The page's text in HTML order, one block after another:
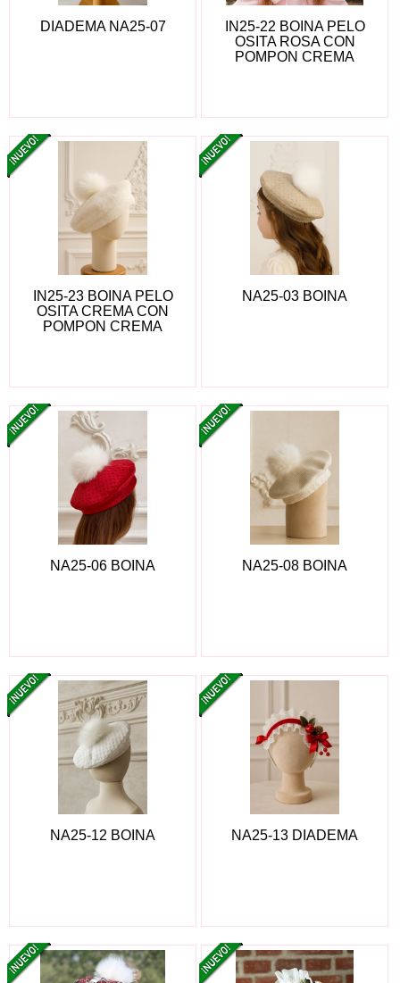
DIADEMA NA25-07
IN25-22 BOINA PELO
OSITA ROSA CON
POMPON CREMA
IN25-23 BOINA PELO
OSITA CREMA CON
POMPON CREMA
NA25-03 BOINA
NA25-06 BOINA NA25-08 BOINA
NA25-12 BOINA NA25-13 DIADEMA